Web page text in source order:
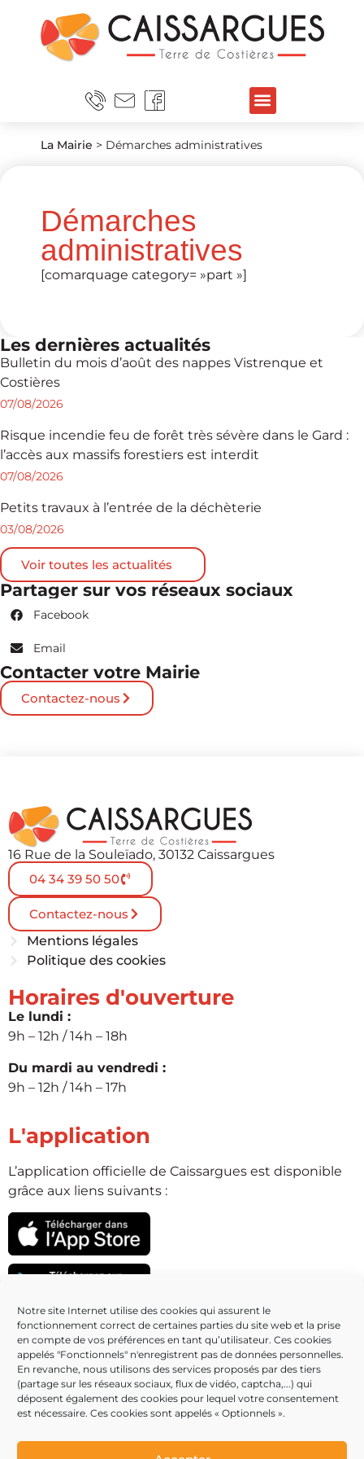
Notre site Internet utilise des cookies qui assurent le
fonctionnement correct de certaines parties du site web et la prise
en compte de vos préférences en tant qu’utilisateur. Ces cookies
appelés "Fonctionnels" n'enregistrent pas de données personnelles.
En revanche, nous utilisons des services proposés par des tiers
(partage sur les réseaux sociaux, flux de vidéo, captcha,...) qui
déposent également des cookies pour lequel votre consentement
est nécessaire. Ces cookies sont appelés « Optionnels ».
La Mairie > Démarches administratives
Démarches
administratives
[comarquage category= »part »]
Les dernières actualités
Bulletin du mois d’août des nappes Vistrenque et
Costières
07/08/2026
Risque incendie feu de forêt très sévère dans le Gard :
l’accès aux massifs forestiers est interdit
07/08/2026
Petits travaux à l’entrée de la déchèterie
03/08/2026
Voir toutes les actualités
Partager sur vos réseaux sociaux
Facebook
Email
Contacter votre Mairie
Contactez-nous
16 Rue de la Souleïado, 30132 Caissargues
04 34 39 50 50
Contactez-nous
Mentions légales
Politique des cookies
Horaires d'ouverture
Le lundi :
9h – 12h / 14h – 18h
Du mardi au vendredi :
9h – 12h / 14h – 17h
L'application
L’application officielle de Caissargues est disponible
grâce aux liens suivants :
Partenaires